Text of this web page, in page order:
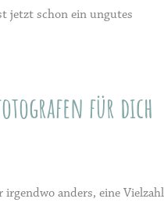
jetzt schon ein ungutes
für dich
anders, eine Vielzahl